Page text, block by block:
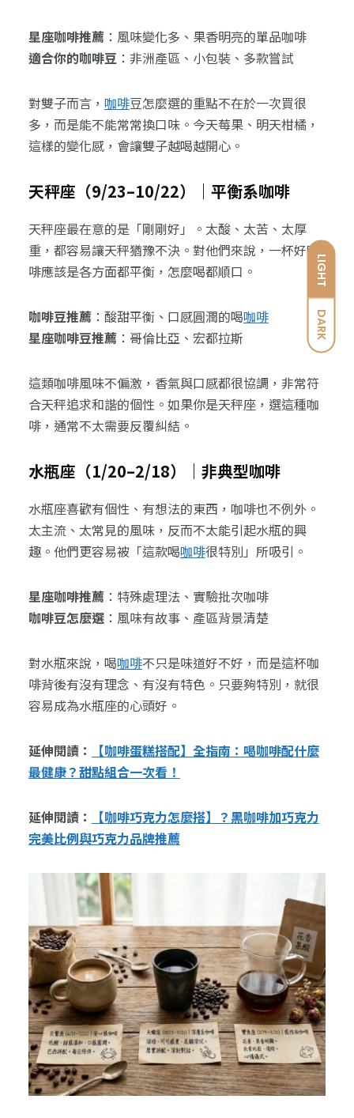
LIGHT
DARK
星座咖啡推薦：風味變化多、果香明亮的單品咖啡
適合你的咖啡豆：非洲產區、小包裝、多款嘗試
對雙子而言， 咖啡豆怎麼選的重點不在於一次買很
多，而是能不能常常換口味。今天莓果、明天柑橘，
這樣的變化感，會讓雙子越喝越開心。
天秤座（9/23–10/22）｜平衡系咖啡
天秤座最在意的是「剛剛好」。太酸、太苦、太厚
重，都容易讓天秤猶豫不決。對他們來說，一杯好咖
啡應該是各方面都平衡，怎麼喝都順口。
咖啡豆推薦：酸甜平衡、口感圓潤的喝咖啡
星座咖啡豆推薦：哥倫比亞、宏都拉斯
這類咖啡風味不偏激，香氣與口感都很協調，非常符
合天秤追求和諧的個性。如果你是天秤座，選這種咖
啡，通常不太需要反覆糾結。
水瓶座（1/20–2/18）｜非典型咖啡
水瓶座喜歡有個性、有想法的東西，咖啡也不例外。
太主流、太常見的風味，反而不太能引起水瓶的興
趣。他們更容易被「這款喝咖啡很特別」所吸引。
星座咖啡推薦：特殊處理法、實驗批次咖啡
咖啡豆怎麼選：風味有故事、產區背景清楚
對水瓶來說，喝咖啡不只是味道好不好，而是這杯咖
啡背後有沒有理念、有沒有特色。只要夠特別，就很
容易成為水瓶座的心頭好。
延伸閱讀：
【咖啡蛋糕搭配】全指南：喝咖啡配什麼
最健康？甜點組合一次看！
延伸閱讀：
【咖啡巧克力怎麼搭】？黑咖啡加巧克力
完美比例與巧克力品牌推薦